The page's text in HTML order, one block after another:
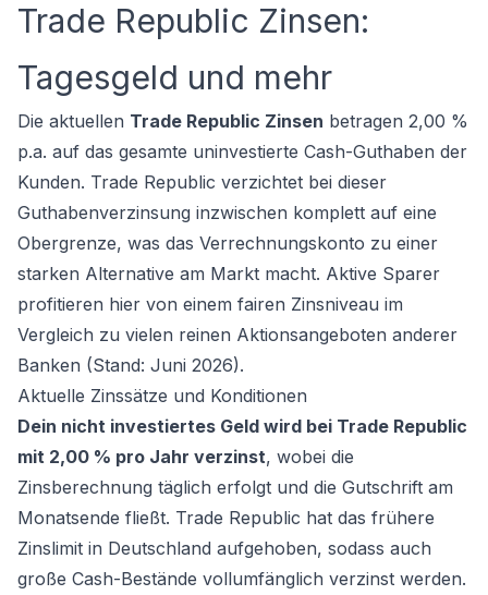
Trade Republic Zinsen:
Tagesgeld und mehr
Die aktuellen Trade Republic Zinsen betragen 2,00 %
p.a. auf das gesamte uninvestierte Cash-Guthaben der
Kunden. Trade Republic verzichtet bei dieser
Guthabenverzinsung inzwischen komplett auf eine
Obergrenze, was das Verrechnungskonto zu einer
starken Alternative am Markt macht. Aktive Sparer
profitieren hier von einem fairen Zinsniveau im
Vergleich zu vielen reinen Aktionsangeboten anderer
Banken (Stand: Juni 2026).
Aktuelle Zinssätze und Konditionen
Dein nicht investiertes Geld wird bei Trade Republic
mit 2,00 % pro Jahr verzinst, wobei die
Zinsberechnung täglich erfolgt und die Gutschrift am
Monatsende fließt. Trade Republic hat das frühere
Zinslimit in Deutschland aufgehoben, sodass auch
große Cash-Bestände vollumfänglich verzinst werden.